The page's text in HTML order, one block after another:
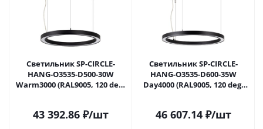
Светильник SP-CIRCLE-
HANG-O3535-D500-30W
Warm3000 (RAL9005, 120 deg,
43 392.86₽/шт
Светильник SP-CIRCLE-
HANG-O3535-D600-35W
Day4000 (RAL9005, 120 deg,
46 607.14₽/шт